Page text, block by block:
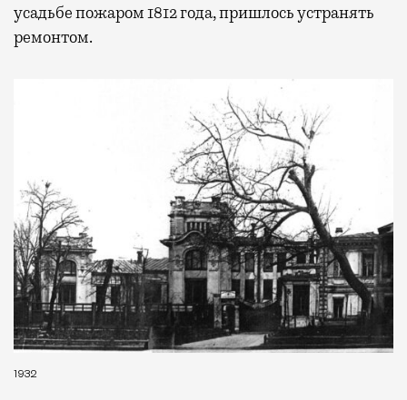
Бизнес-зал становится местом, где можно
выпить кофе, наблюдая сквозь панорамные
окна за тем, как взлетают и садятся
самолеты. В Москве нет недостатка
в лаунжах. В аэропортах их обычно
несколько — в разных зонах воздушных
гаваней. На некоторых вокзалах — тоже.
Лаунжи доступны на Ленинградском,
Павелецком, Казанском, Ярославском
и Курском вокзалах.Попасть в бизнес-залы
могут держатели карт Mir Supreme. Причем
не только в столице. Всего доступно более
1000 бизнес-залов по всему миру.
усадьбе пожаром 1812 года, пришлось устранять
ремонтом.
1932